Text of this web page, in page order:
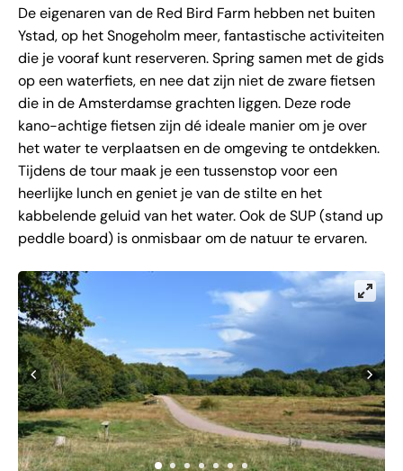
De eigenaren van de Red Bird Farm hebben net buiten
Ystad, op het Snogeholm meer, fantastische activiteiten
die je vooraf kunt reserveren. Spring samen met de gids
op een waterfiets, en nee dat zijn niet de zware fietsen
die in de Amsterdamse grachten liggen. Deze rode
kano-achtige fietsen zijn dé ideale manier om je over
het water te verplaatsen en de omgeving te ontdekken.
Tijdens de tour maak je een tussenstop voor een
heerlijke lunch en geniet je van de stilte en het
kabbelende geluid van het water. Ook de SUP (stand up
peddle board) is onmisbaar om de natuur te ervaren.